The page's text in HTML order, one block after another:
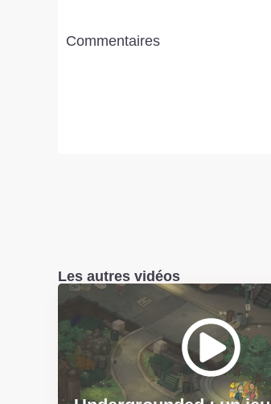
Commentaires
Les autres vidéos